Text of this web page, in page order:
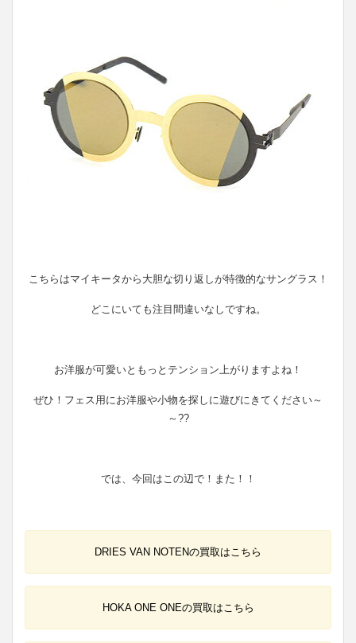
こちらはマイキータから大胆な切り返しが特徴的なサングラス！
どこにいても注目間違いなしですね。
お洋服が可愛いともっとテンション上がりますよね！
ぜひ！フェス用にお洋服や小物を探しに遊びにきてください～
～??
では、今回はこの辺で！また！！
DRIES VAN NOTENの買取はこちら
HOKA ONE ONEの買取はこちら